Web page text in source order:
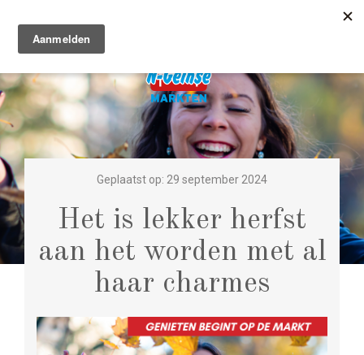
Geplaatst op: 29 september 2024
Het is lekker herfst
aan het worden met al
haar charmes